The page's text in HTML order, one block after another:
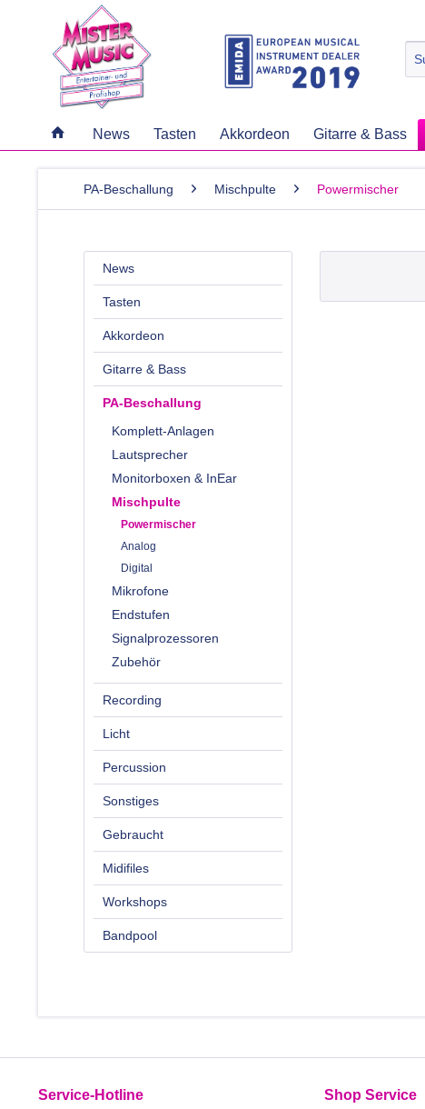
News Tasten Akkordeon Gitarre & Bass
PA-Beschallung Mischpulte Powermischer
News
Tasten
Akkordeon
Gitarre & Bass
PA-Beschallung
Komplett-Anlagen
Lautsprecher
Monitorboxen & InEar
Mischpulte
Powermischer
Analog
Digital
Mikrofone
Endstufen
Signalprozessoren
Zubehör
Recording
Licht
Percussion
Sonstiges
Gebraucht
Midifiles
Workshops
Bandpool
Service-Hotline Shop Service